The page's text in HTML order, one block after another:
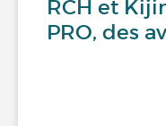
RCH et
PRO, des